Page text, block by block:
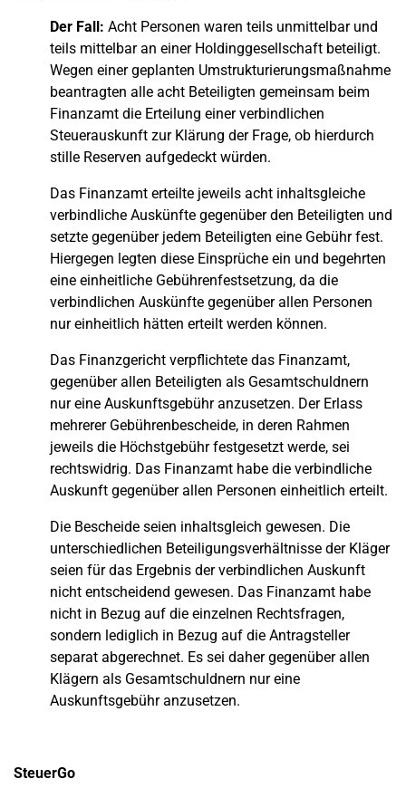
Der Fall: Acht Personen waren teils unmittelbar und
teils mittelbar an einer Holdinggesellschaft beteiligt.
Wegen einer geplanten Umstrukturierungsmaßnahme
beantragten alle acht Beteiligten gemeinsam beim
Finanzamt die Erteilung einer verbindlichen
Steuerauskunft zur Klärung der Frage, ob hierdurch
stille Reserven aufgedeckt würden.
Das Finanzamt erteilte jeweils acht inhaltsgleiche
verbindliche Auskünfte gegenüber den Beteiligten und
setzte gegenüber jedem Beteiligten eine Gebühr fest.
Hiergegen legten diese Einsprüche ein und begehrten
eine einheitliche Gebührenfestsetzung, da die
verbindlichen Auskünfte gegenüber allen Personen
nur einheitlich hätten erteilt werden können.
Das Finanzgericht verpflichtete das Finanzamt,
gegenüber allen Beteiligten als Gesamtschuldnern
nur eine Auskunftsgebühr anzusetzen. Der Erlass
mehrerer Gebührenbescheide, in deren Rahmen
jeweils die Höchstgebühr festgesetzt werde, sei
rechtswidrig. Das Finanzamt habe die verbindliche
Auskunft gegenüber allen Personen einheitlich erteilt.
Die Bescheide seien inhaltsgleich gewesen. Die
unterschiedlichen Beteiligungsverhältnisse der Kläger
seien für das Ergebnis der verbindlichen Auskunft
nicht entscheidend gewesen. Das Finanzamt habe
nicht in Bezug auf die einzelnen Rechtsfragen,
sondern lediglich in Bezug auf die Antragsteller
separat abgerechnet. Es sei daher gegenüber allen
Klägern als Gesamtschuldnern nur eine
Auskunftsgebühr anzusetzen.
SteuerGo